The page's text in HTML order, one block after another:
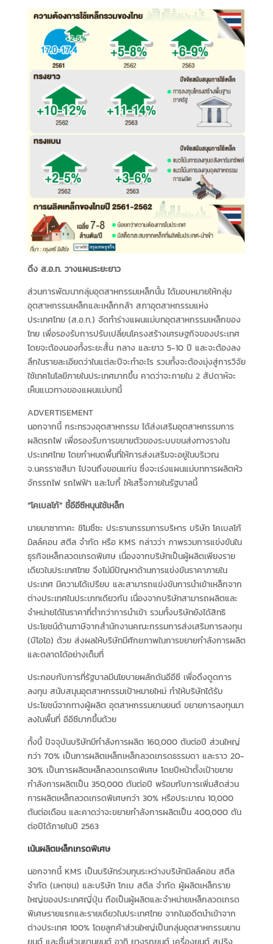
ดึง ส.อ.ท. วางแผนระยะยาว
ส่วนการพัฒนากลุ่มอุตสาหกรรมเหล็กนั้น ได้มอบหมายให้กลุ่ม
อุตสาหกรรมเหล็กและเหล็กกล้า สภาอุตสาหกรรมแห่ง
ประเทศไทย (ส.อ.ท.) จัดทำร่างแผนแม่บทอุตสาหกรรมเหล็กของ
ไทย เพื่อรองรับการปรับเปลี่ยนโครงสร้างเศรษฐกิจของประเทศ
โดยจะต้องมองทั้งระยะสั้น กลาง และยาว 5-10 ปี และจะต้องลง
ลึกในรายละเอียดว่าในแต่ละปีจะทำอะไร รวมทั้งจะต้องมุ่งสู่การวิจัย
ใช้เทคโนโลยีภายในประเทศมากขึ้น คาดว่าจะภายใน 2 สัปดาห์จะ
เห็นแนวทางของแผนแม่บทนี้
ADVERTISEMENT
นอกจากนี้ กระทรวงอุตสาหกรรม ได้ส่งเสริมอุตสาหกรรมการ
ผลิตรถไฟ เพื่อรองรับการขยายตัวของระบบขนส่งทางรางใน
ประเทศไทย โดยกำหนดพื้นที่ให้การส่งเสริมจะอยู่ในบริเวณ
จ.นครราชสีมา ไปจนถึงขอนแก่น ซึ่งจะเร่งแผนแม่บทการผลิตหัว
จักรรถไฟ รถไฟฟ้า และโบกี้ ให้เสร็จภายในรัฐบาลนี้
“โคเบลโก้” ชี้อีอีซีหนุนใช้เหล็ก
นายมาซาทาคะ ชิโมซึซะ ประธานกรรมการบริหาร บริษัท โคเบลโก้
มิลล์คอน สตีล จำกัด หรือ KMS กล่าวว่า ภาพรวมการแข่งขันใน
ธุรกิจเหล็กลวดเกรดพิเศษ เนื่องจากบริษัทเป็นผู้ผลิตเพียงราย
เดียวในประเทศไทย จึงไม่มีปัญหาด้านการแข่งขันราคาภายใน
ประเทศ มีความได้เปรียบ และสามารถแข่งขันการนำเข้าเหล็กจาก
ต่างประเทศในประเภทเดียวกัน เนื่องจากบริษัทสามารถผลิตและ
จำหน่ายได้ในราคาที่ต่ำกว่าการนำเข้า รวมทั้งบริษัทยังได้สิทธิ
ประโยชน์ด้านภาษีจากสำนักงานคณะกรรมการส่งเสริมการลงทุน
(บีโอไอ) ด้วย ส่งผลให้บริษัทมีศักยภาพในการขยายกำลังการผลิต
และตลาดได้อย่างเต็มที่
ประกอบกับการที่รัฐบาลมีนโยบายผลักดันอีอีซี เพื่อดึงดูดการ
ลงทุน สนับสนุนอุตสาหกรรมเป้าหมายใหม่ ทำให้บริษัทได้รับ
ประโยชน์จากทางผู้ผลิต อุตสาหกรรมยานยนต์ ขยายการลงทุนมา
ลงในพื้นที่ อีอีซีมากขึ้นด้วย
ทั้งนี้ ปัจจุบันบริษัทมีกำลังการผลิต 160,000 ตันต่อปี ส่วนใหญ่
กว่า 70% เป็นการผลิตเหล็กเหล็กลวดเกรดธรรมดา และราว 20-
30% เป็นการผลิตเหล็กลวดเกรดพิเศษ โดยปีหน้าตั้งเป้าขยาย
กำลังการผลิตเป็น 350,000 ตันต่อปี พร้อมกับการเพิ่มสัดส่วน
การผลิตเหล็กลวดเกรดพิเศษกว่า 30% หรือประมาณ 10,000
ตันต่อเดือน และคาดว่าจะขยายกำลังการผลิตเป็น 400,000 ตัน
ต่อปีได้ภายในปี 2563
เน้นผลิตเหล็กเกรดพิเศษ
นอกจากนี้ KMS เป็นบริษัทร่วมทุนระหว่างบริษัทมิลล์คอน สตีล
จำกัด (มหาชน) และบริษัท โกเบ สตีล จำกัด ผู้ผลิตเหล็กราย
ใหญ่ของประเทศญี่ปุ่น ถือเป็นผู้ผลิตและจำหน่ายเหล็กลวดเกรด
พิเศษรายแรกและรายเดียวในประเทศไทย จากในอดีตนำเข้าจาก
ต่างประเทศ 100% โดยลูกค้าส่วนใหญ่เป็นกลุ่มอุตสาหกรรมยาน